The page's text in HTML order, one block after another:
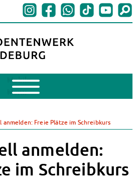
Mobile
Menu
anmelden: Freie Plätze im Schreibkurs
anmelden:
im Schreibkurs